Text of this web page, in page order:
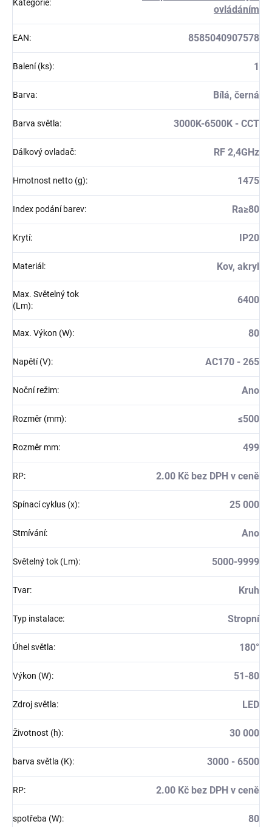
Kategorie:
ovládáním
EAN: 8585040907578
Balení (ks): 1
Barva: Bílá, černá
Barva světla: 3000K-6500K - CCT
Dálkový ovladač: RF 2,4GHz
Hmotnost netto (g): 1475
Index podání barev: Ra≥80
Krytí: IP20
Materiál : Kov, akryl
Max. Světelný tok
(Lm): 6400
Max. Výkon (W): 80
Napětí (V): AC170 - 265
Noční režim: Ano
Rozměr (mm): ≤500
Rozměr mm: 499
RP: 2.00 Kč bez DPH v ceně
Spínací cyklus (x): 25 000
Stmívání: Ano
Světelný tok (Lm): 5000-9999
Tvar: Kruh
Typ instalace: Stropní
Úhel světla: 180°
Výkon (W): 51-80
Zdroj světla: LED
Životnost (h): 30 000
barva světla (K): 3000 - 6500
RP: 2.00 Kč bez DPH v ceně
spotřeba (W): 80